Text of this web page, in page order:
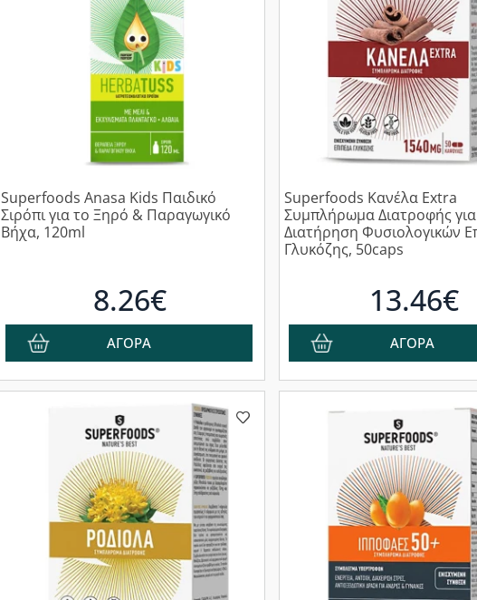
Superfoods Anasa Kids Παιδικό
Σιρόπι για το Ξηρό & Παραγωγικό
Βήχα, 120ml
8.26€
ΑΓΟΡΑ
Superfoods Κανέλα Extra
Συμπλήρωμα Διατροφής
Διατήρηση Φυσιολογικών
Γλυκόζης, 50caps
13.46€
ΑΓΟΡΑ